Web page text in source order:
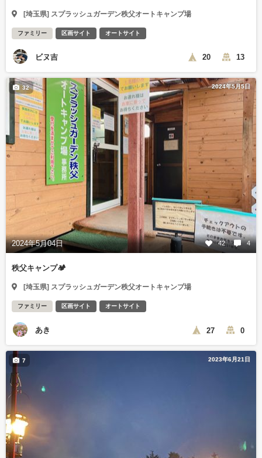
[埼玉県] スプラッシュガーデン秩父オートキャンプ場
ファミリー 区画サイト オートサイト
ビヌ吉 20 13
2024年5月5日
2024年5月04日 42 4
32
秩父キャンプ🏕️
[埼玉県] スプラッシュガーデン秩父オートキャンプ場
ファミリー 区画サイト オートサイト
あき 27 0
2023年6月21日
7